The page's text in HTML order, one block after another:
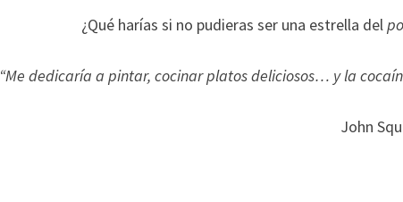
¿Qué harías si no pudieras ser una estrella del
“Me dedicaría a pintar, cocinar platos deliciosos… y la
John